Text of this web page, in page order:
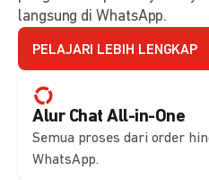
Alur Chat All-in-One
Semua proses dari order
WhatsApp.
langsung di WhatsApp.
PELAJARI LEBIH LENGKAP